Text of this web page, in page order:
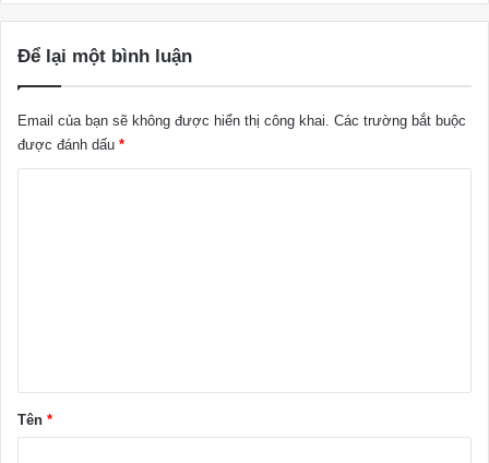
Để lại một bình luận
Email của bạn sẽ không được hiển thị công khai. Các trường bắt buộc
được đánh dấu *
n
Tên *